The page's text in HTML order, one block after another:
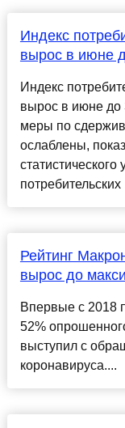
Индекс
вырос в июне
Индекс
вырос в июне до
меры по
ослаблены,
Рейтинг
вырос до
Впервые с 2018
52%
выступил с
коронавируса....